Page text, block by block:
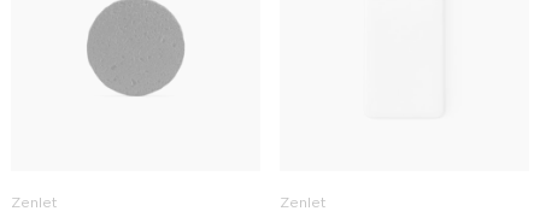
Zenlet Zenlet